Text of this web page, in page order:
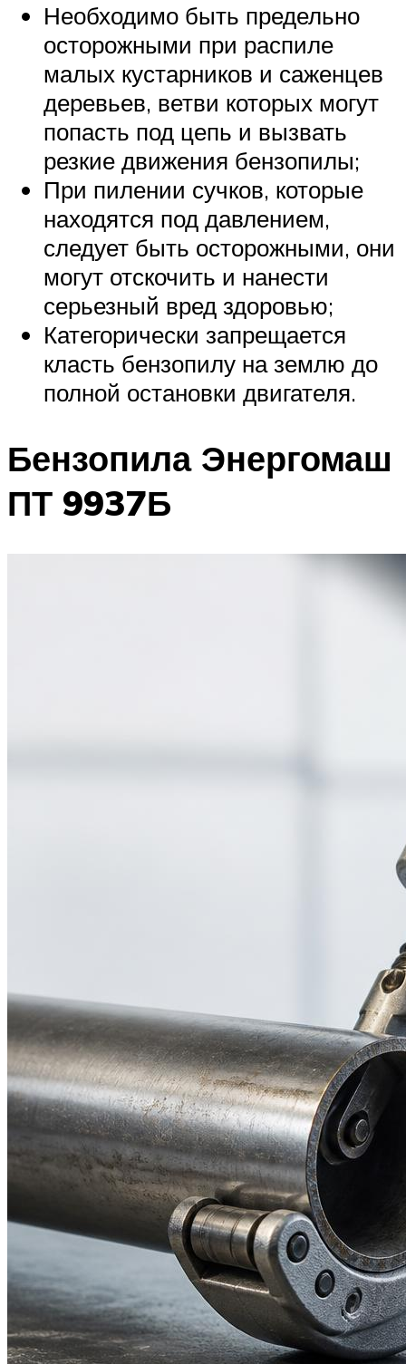
Необходимо быть предельно
осторожными при распиле
малых кустарников и саженцев
деревьев, ветви которых могут
попасть под цепь и вызвать
резкие движения бензопилы;
При пилении сучков, которые
находятся под давлением,
следует быть осторожными, они
могут отскочить и нанести
серьезный вред здоровью;
Категорически запрещается
класть бензопилу на землю до
полной остановки двигателя.
Бензопила Энергомаш
ПТ 9937Б